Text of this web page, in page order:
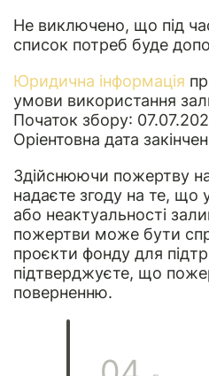
Не виключено, що під
список потреб буде
Юридична інформація
умови використання
Початок збору:
Оріентовна дата
Здійснюючи пожертву
надаєте згоду на те, що
або неактуальності
пожертви може бути
проєкти фонду для
підтверджуєте, що
поверненню.